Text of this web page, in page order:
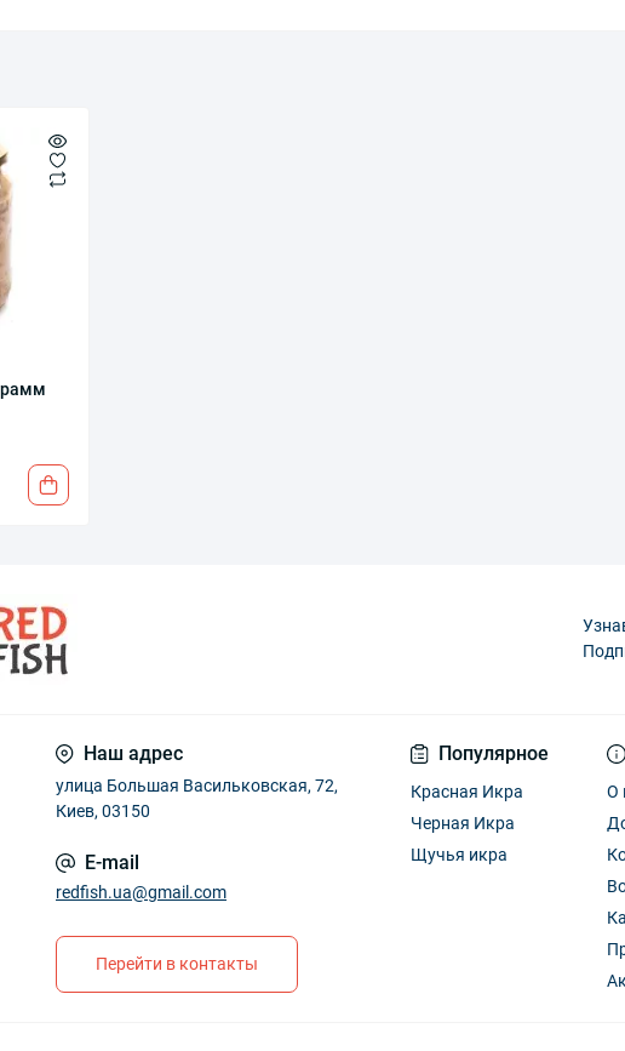
Наш адрес
улица Большая Васильковская, 72,
Киев, 03150
E-mail
redfish.ua@gmail.com
Перейти в контакты
Популярное
Красная Икра
Черная Икра
Щучья икра
О